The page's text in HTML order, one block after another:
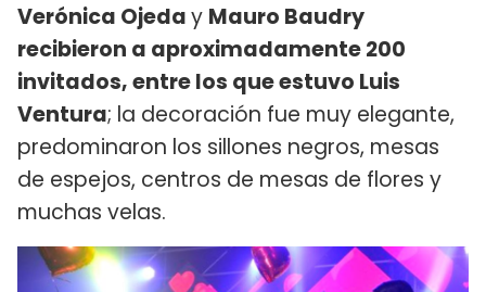
Verónica Ojeday Mauro Baudry
recibieron a aproximadamente 200
invitados, entre los que estuvo Luis
Ventura; la decoración fue muy elegante,
predominaron los sillones negros, mesas
de espejos, centros de mesas de flores y
muchas velas.